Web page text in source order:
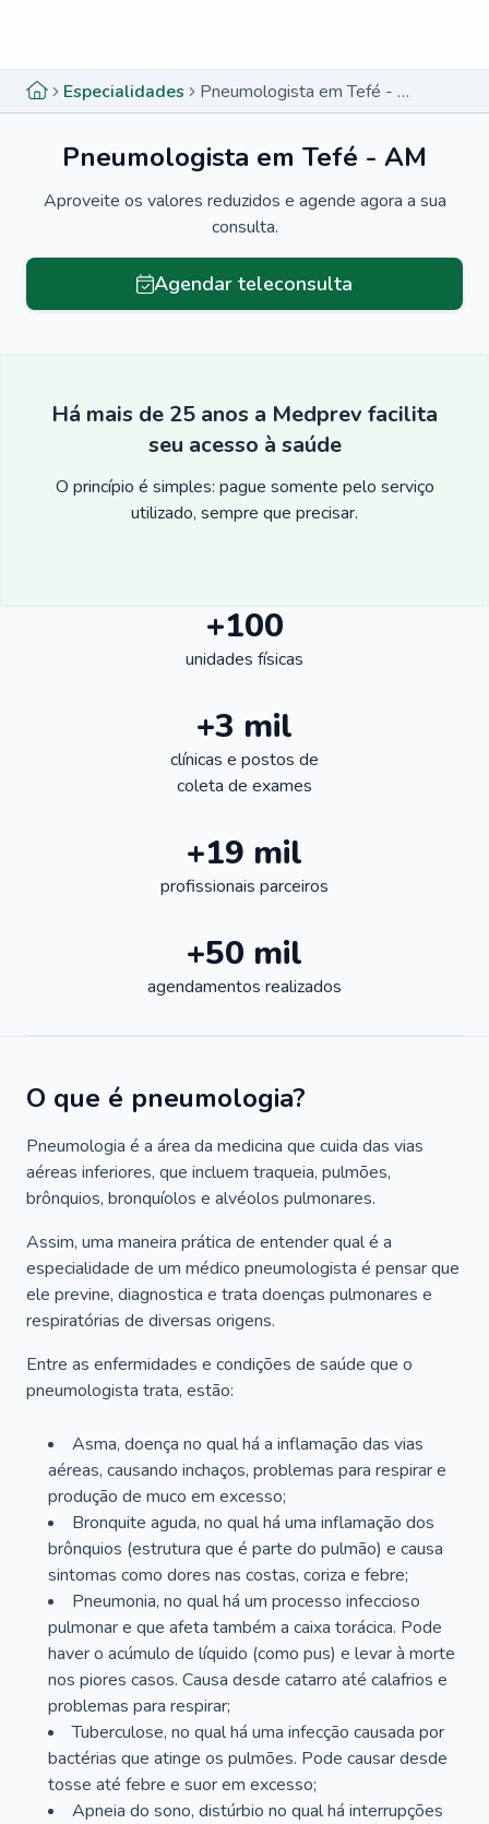
Especialidades Pneumologista em Tefé - AM
Pneumologista em Tefé - AM
Aproveite os valores reduzidos e agende agora a sua
consulta.
Agendar teleconsulta
Há mais de 25 anos a Medprev facilita
seu acesso à saúde
O princípio é simples: pague somente pelo serviço
utilizado, sempre que precisar.
+100
unidades físicas
+3 mil
clínicas e postos de
coleta de exames
+19 mil
profissionais parceiros
+50 mil
agendamentos realizados
O que é pneumologia?
Pneumologia é a área da medicina que cuida das vias
aéreas inferiores, que incluem traqueia, pulmões,
brônquios, bronquíolos e alvéolos pulmonares.
Assim, uma maneira prática de entender qual é a
especialidade de um médico pneumologista é pensar que
ele previne, diagnostica e trata doenças pulmonares e
respiratórias de diversas origens.
Entre as enfermidades e condições de saúde que o
pneumologista trata, estão:
Asma, doença no qual há a inflamação das vias
aéreas, causando inchaços, problemas para respirar e
produção de muco em excesso;
Bronquite aguda, no qual há uma inflamação dos
brônquios (estrutura que é parte do pulmão) e causa
sintomas como dores nas costas, coriza e febre;
Pneumonia, no qual há um processo infeccioso
pulmonar e que afeta também a caixa torácica. Pode
haver o acúmulo de líquido (como pus) e levar à morte
nos piores casos. Causa desde catarro até calafrios e
problemas para respirar;
Tuberculose, no qual há uma infecção causada por
bactérias que atinge os pulmões. Pode causar desde
tosse até febre e suor em excesso;
Apneia do sono, distúrbio no qual há interrupções